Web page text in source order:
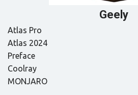
Gееly
Аtlаs Pro
Atlas 2024
Рrеfасе
Coolray
MONJARO